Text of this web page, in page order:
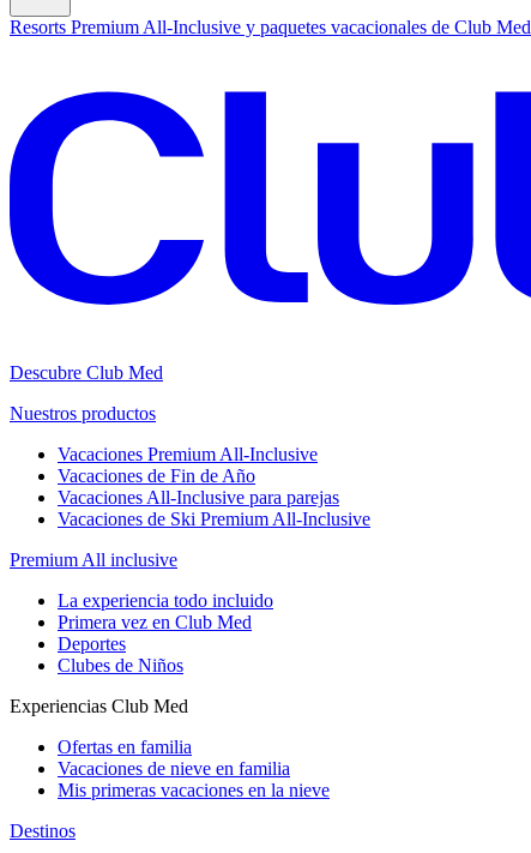
Resorts Premium All-Inclusive y paquetes vacacionales de Club Med
Descubre Club Med
Nuestros productos
Vacaciones Premium All-Inclusive
Vacaciones de Fin de Año
Vacaciones All-Inclusive para parejas
Vacaciones de Ski Premium All-Inclusive
Premium All inclusive
La experiencia todo incluido
Primera vez en Club Med
Deportes
Clubes de Niños
Experiencias Club Med
Ofertas en familia
Vacaciones de nieve en familia
Mis primeras vacaciones en la nieve
Destinos